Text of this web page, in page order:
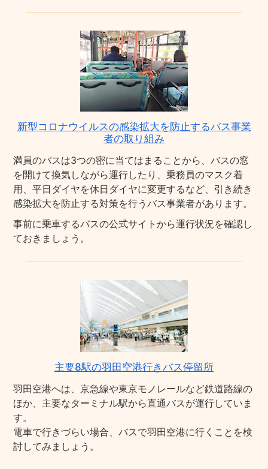
新型コロナウイルスの感染拡大を防止するバス事業
者の取り組み
満員のバスは3つの密に当てはまることから、バスの窓
を開けて換気しながら運行したり、乗務員のマスク着
用、平日ダイヤを休日ダイヤに変更するなど、引き続き
感染拡大を防止する対策を行うバス事業者があります。
事前に乗車するバスの公式サイトから運行状況を確認し
ておきましょう。
主要8駅の羽田空港行きバス停留所
羽田空港へは、京急線や東京モノレールなど鉄道路線の
ほか、主要なターミナル駅から直通バスが運行していま
す。
電車で行きづらい場合、バスで羽田空港に行くことを検
討してみましょう。